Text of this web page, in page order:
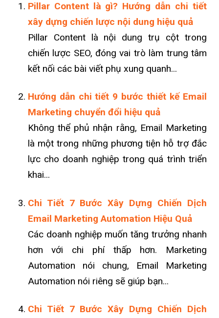
Pillar Content là gì? Hướng dẫn chi tiết
xây dựng chiến lược nội dung hiệu quả
Pillar Content là nội dung trụ cột trong
chiến lược SEO, đóng vai trò làm trung tâm
kết nối các bài viết phụ xung quanh...
Hướng dẫn chi tiết 9 bước thiết kế Email
Marketing chuyển đổi hiệu quả
Không thể phủ nhận rằng, Email Marketing
là một trong những phương tiện hỗ trợ đắc
lực cho doanh nghiệp trong quá trình triển
khai...
Chi Tiết 7 Bước Xây Dựng Chiến Dịch
Email Marketing Automation Hiệu Quả
Các doanh nghiệp muốn tăng trưởng nhanh
hơn với chi phí thấp hơn. Marketing
Automation nói chung, Email Marketing
Automation nói riêng sẽ giúp bạn...
Chi Tiết 7 Bước Xây Dựng Chiến Dịch